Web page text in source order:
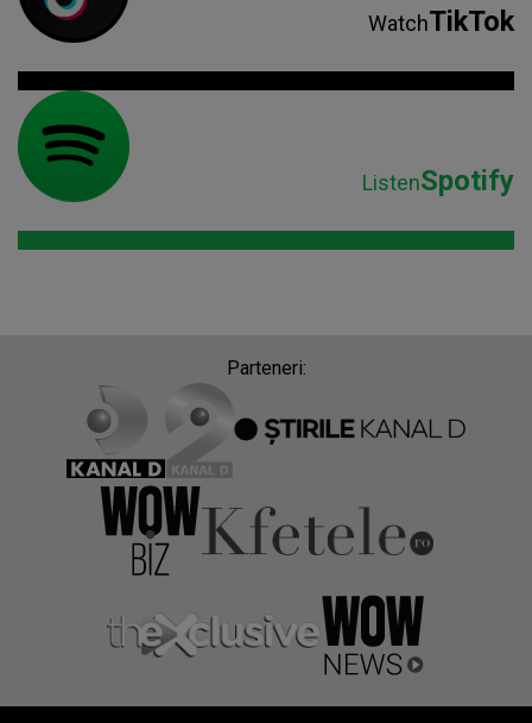
WatchTikTok
ListenSpotify
Parteneri: